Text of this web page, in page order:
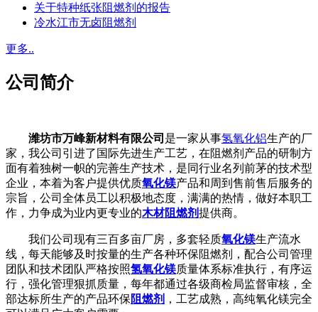
关于特种纸张阻燃剂的报告
冷水江市无卤阻燃剂
更多..
公司简介
潍坊市万峰新材料有限公司 是一家从事氢氧化铝生产的厂
家，我公司引进了国际先进生产工艺，在阻燃剂产品的研制方
面有着独树一帜的完善生产技术，是同行业名列前茅的技术型
企业，本着为客户提供优质氧化镁产品和周到售前售后服务的
宗旨，公司全体员工以积极地态度，满满的热情，做好本职工
作，力争成为业内更专业的木材阻燃剂提供商。
我们公司现有三百多亩厂房，多套轻质氧化镁生产流水
线，每天能够及时按量的生产各种环保阻燃剂，配合公司管理
团队和技术团队严格按照氢氧化镁质量体系标准执行，有序运
行，强化管理狠抓质量，每年都通过各级商检局监督审核，全
部达标所生产的产品环保阻燃剂 ，工艺成熟，高纯氧化镁完全